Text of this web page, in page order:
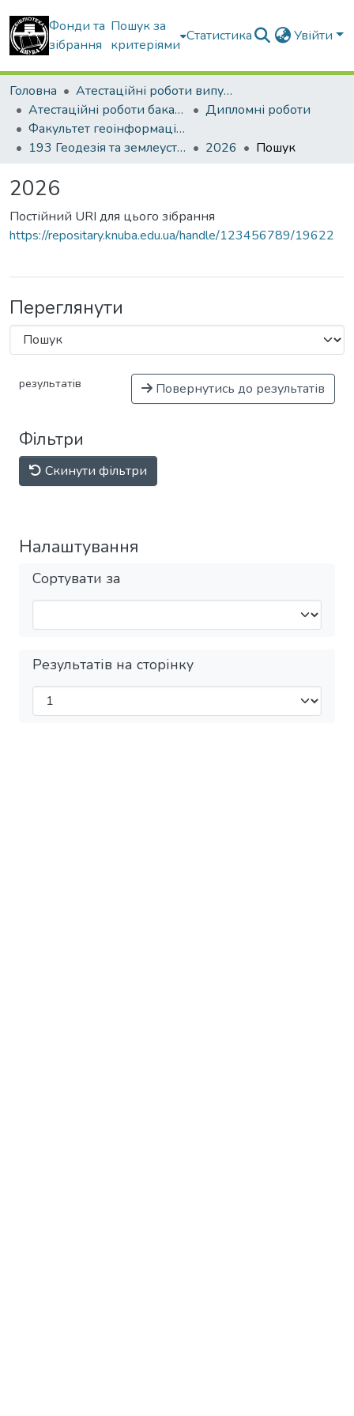
Фонди та
зібрання
Пошук за
критеріями
Статистика Увійти
Головна
Атестаційні роботи випускників
Атестаційні роботи бакалаврів
Дипломні роботи
Факультет геоінформаційних систем та управління територіями
193 Геодезія та землеустрій. Геоінформаційні системи і технології
2026 Пошук
2026
Постійний URI для цього зібрання
https://repositary.knuba.edu.ua/handle/123456789/19622
Переглянути
результатів Повернутись до результатів
Фільтри
Скинути фільтри
Налаштування
Сортувати за
Результатів на сторінку